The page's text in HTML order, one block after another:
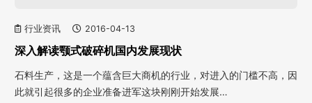
行业资讯 2016-04-13
深入解读颚式破碎机国内发展现状
石料生产，这是一个蕴含巨大商机的行业，对进入的门槛不高，因
此就引起很多的企业准备进军这块刚刚开始发展…